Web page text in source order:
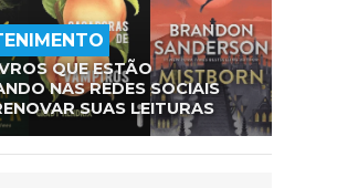
QUE ESTÃO
NAS REDES SOCIAIS
SUAS LEITURAS